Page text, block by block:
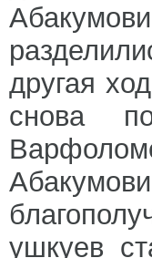
другая
снова
ушкуев